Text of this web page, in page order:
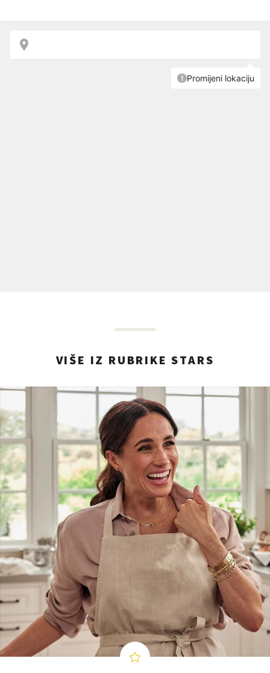
VIŠE IZ RUBRIKE STARS